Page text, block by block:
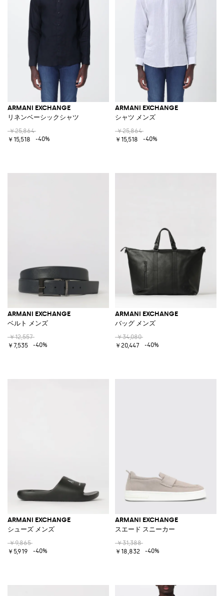
ARMANI EXCHANGE
リネンベーシックシャツ
￥25,864
￥15,518
-40%
ARMANI EXCHANGE
シャツ メンズ
￥25,864
￥15,518
-40%
ARMANI EXCHANGE
ベルト メンズ
￥12,557
￥7,535
-40%
ARMANI EXCHANGE
バッグ メンズ
￥34,080
￥20,447
-40%
ARMANI EXCHANGE
シューズ メンズ
￥9,865
￥5,919
-40%
ARMANI EXCHANGE
スエード スニーカー
￥31,388
￥18,832
-40%